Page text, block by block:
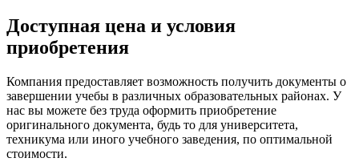
Доступная цена и условия
приобретения
Компания предоставляет возможность получить документы о
завершении учебы в различных образовательных районах. У
нас вы можете без труда оформить приобретение
оригинального документа, будь то для университета,
техникума или иного учебного заведения, по оптимальной
стоимости.